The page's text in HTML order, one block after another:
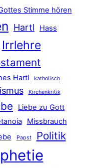
Stimme hören
Hartl Hass
Irrlehre
Hartl katholisch
Kirchenkritik
Liebe zu Gott
Missbrauch
Papst Politik